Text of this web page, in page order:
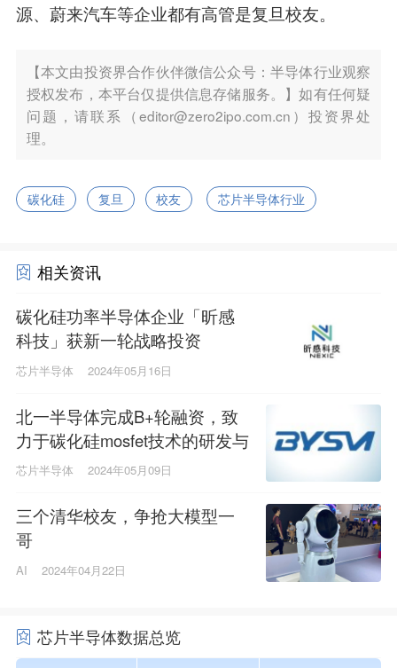
源、蔚来汽车等企业都有高管是复旦校友。
【本文由投资界合作伙伴微信公众号：半导体行业观察
授权发布，本平台仅提供信息存储服务。】如有任何疑
问题，请联系（editor@zero2ipo.com.cn）投资界处
理。
碳化硅 复旦 校友 芯片半导体行业
相关资讯
碳化硅功率半导体企业「昕感
科技」获新一轮战略投资
芯片半导体 2024年05月16日
北一半导体完成B+轮融资，致
力于碳化硅mosfet技术的研发与
突破
芯片半导体 2024年05月09日
三个清华校友，争抢大模型一
哥
AI 2024年04月22日
芯片半导体数据总览